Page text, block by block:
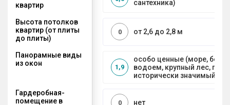
квартир
сантехника)
Высота потолков
квартир (от плиты
до плиты)
от 2,6 до 2,8 м
0
Панорамные виды
из окон
особо ценные (море,
водоем, крупный лес,
исторически значимый
1,9
Гардеробная-
помещение в
нет
0